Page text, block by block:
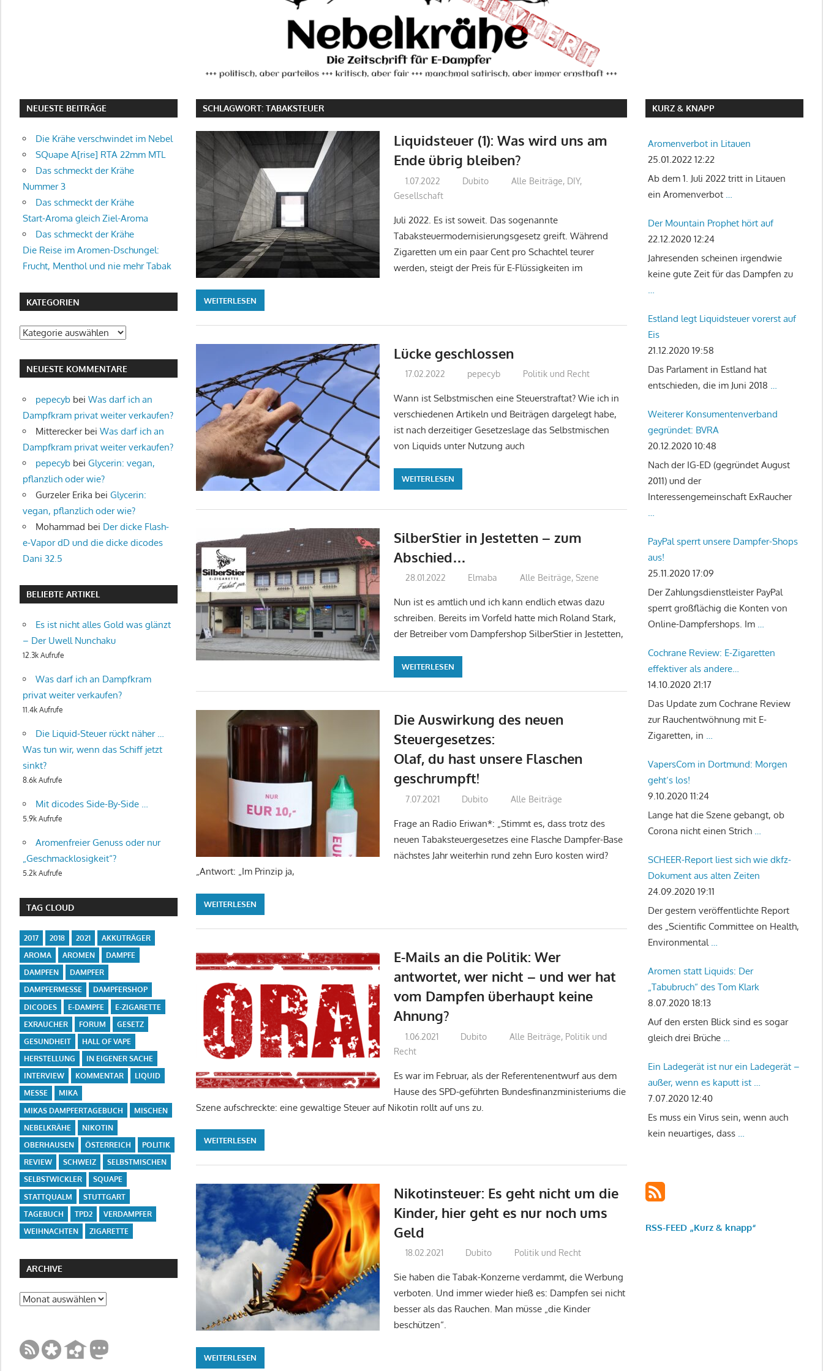
SCHLAGWORT:TABAKSTEUER
Liquidsteuer (1): Was wird uns am
Ende übrig bleiben?
1.07.2022 Dubito Alle Beiträge, DIY,
Gesellschaft
Juli 2022. Es ist soweit. Das sogenannte
Tabaksteuermodernisierungsgesetz greift. Während
Zigaretten um ein paar Cent pro Schachtel teurer
werden, steigt der Preis für E-Flüssigkeiten im
WEITERLESEN
Lücke geschlossen
17.02.2022 pepecyb Politik und Recht
Wann ist Selbstmischen eine Steuerstraftat? Wie ich in
verschiedenen Artikeln und Beiträgen dargelegt habe,
ist nach derzeitiger Gesetzeslage das Selbstmischen
von Liquids unter Nutzung auch
WEITERLESEN
SilberStier in Jestetten – zum
Abschied…
28.01.2022 Elmaba Alle Beiträge,Szene
Nun ist es amtlich und ich kann endlich etwas dazu
schreiben. Bereits im Vorfeld hatte mich Roland Stark,
der Betreiber vom Dampfershop SilberStier in Jestetten,
WEITERLESEN
Die Auswirkung des neuen
Steuergesetzes:
Olaf, du hast unsere Flaschen
geschrumpft!
7.07.2021 Dubito Alle Beiträge
Frage an Radio Eriwan*: „Stimmt es, dass trotz des
neuen Tabaksteuergesetzes eine Flasche Dampfer-Base
nächstes Jahr weiterhin rund zehn Euro kosten wird?
„Antwort: „Im Prinzip ja,
WEITERLESEN
E-Mails an die Politik: Wer
antwortet, wer nicht – und wer hat
vom Dampfen überhaupt keine
Ahnung?
1.06.2021 Dubito Alle Beiträge, Politik und
Recht
Es war im Februar, als der Referentenentwurf aus dem
Hause des SPD-geführten Bundesfinanzministeriums die
Szene aufschreckte: eine gewaltige Steuer auf Nikotin rollt auf uns zu.
WEITERLESEN
Nikotinsteuer: Es geht nicht um die
Kinder, hier geht es nur noch ums
Geld
18.02.2021 Dubito Politik und Recht
Sie haben die Tabak-Konzerne verdammt, die Werbung
verboten. Und immer wieder hieß es: Dampfen sei nicht
besser als das Rauchen. Man müsse „die Kinder
beschützen“.
WEITERLESEN
NEUESTE BEITRÄGE
Die Krähe verschwindet im Nebel
SQuape A[rise] RTA 22mm MTL
Das schmeckt der Krähe
Nummer 3
Das schmeckt der Krähe
Start-Aroma gleich Ziel-Aroma
Das schmeckt der Krähe
Die Reise im Aromen-Dschungel:
Frucht, Menthol und nie mehr Tabak
KATEGORIEN
Kategorien
NEUESTE KOMMENTARE
pepecybbei Was darf ich an
Dampfkram privat weiter verkaufen?
Mittereckerbei Was darf ich an
Dampfkram privat weiter verkaufen?
pepecybbei Glycerin: vegan,
pflanzlich oder wie?
Gurzeler Erika bei Glycerin:
vegan, pflanzlich oder wie?
Mohammad bei Der dicke Flash-
e-Vapor dD und die dicke dicodes
Dani 32.5
BELIEBTE ARTIKEL
Es ist nicht alles Gold was glänzt
– Der Uwell Nunchaku
12.3k Aufrufe
Was darf ich an Dampfkram
privat weiter verkaufen?
11.4k Aufrufe
Die Liquid-Steuer rückt näher …
Was tun wir, wenn das Schiff jetzt
sinkt?
8.6k Aufrufe
Mit dicodes Side-By-Side …
5.9k Aufrufe
Aromenfreier Genuss oder nur
„Geschmacklosigkeit“?
5.2k Aufrufe
TAG CLOUD
2017 2018 2021
AKKUTRÄGER
AROMA
AROMEN
DAMPFE
DAMPFEN
DAMPFER
DAMPFERMESSE
DAMPFERSHOP
DICODES
E-DAMPFE
E-ZIGARETTE
EXRAUCHER
FORUM
GESETZ
GESUNDHEIT
HALL OF VAPE
HERSTELLUNG
IN EIGENER SACHE
INTERVIEW
KOMMENTAR
LIQUID
MESSE
MIKA
MIKAS DAMPFERTAGEBUCH
MISCHEN
NEBELKRÄHE
NIKOTIN
OBERHAUSEN
ÖSTERREICH
POLITIK
REVIEW
SCHWEIZ
SELBSTMISCHEN
SELBSTWICKLER
SQUAPE
STATTQUALM
STUTTGART
TAGEBUCH
TPD2
VERDAMPFER
WEIHNACHTEN
ZIGARETTE
ARCHIVE
Archive
KURZ & KNAPP
Aromenverbot in Litauen
25.01.2022 12:22
Ab dem 1. Juli 2022 tritt in Litauen
ein Aromenverbot …
Der Mountain Prophet hört auf
22.12.2020 12:24
Jahresenden scheinen irgendwie
keine gute Zeit für das Dampfen zu
…
Estland legt Liquidsteuer vorerst auf
Eis
21.12.2020 19:58
Das Parlament in Estland hat
entschieden, die im Juni 2018 …
Weiterer Konsumentenverband
gegründet: BVRA
20.12.2020 10:48
Nach der IG-ED (gegründet August
2011) und der
Interessengemeinschaft ExRaucher
…
PayPal sperrt unsere Dampfer-Shops
aus!
25.11.2020 17:09
Der Zahlungsdienstleister PayPal
sperrt großflächig die Konten von
Online-Dampfershops. Im …
Cochrane Review: E-Zigaretten
effektiver als andere
Rauchentwöhnungstherapien
14.10.2020 21:17
Das Update zum Cochrane Review
zur Rauchentwöhnung mit E-
Zigaretten, in …
VapersCom in Dortmund: Morgen
geht‘s los!
9.10.2020 11:24
Lange hat die Szene gebangt, ob
Corona nicht einen Strich …
SCHEER-Report liest sich wie dkfz-
Dokument aus alten Zeiten
24.09.2020 19:11
Der gestern veröffentlichte Report
des „Scientific Committee on Health,
Environmental …
Aromen statt Liquids: Der
„Tabubruch“ des Tom Klark
8.07.2020 18:13
Auf den ersten Blick sind es sogar
gleich drei Brüche …
Ein Ladegerät ist nur ein Ladegerät –
außer, wenn es kaputt ist …
7.07.2020 12:40
Es muss ein Virus sein, wenn auch
kein neuartiges, dass …
RSS-FEED „Kurz & knapp“